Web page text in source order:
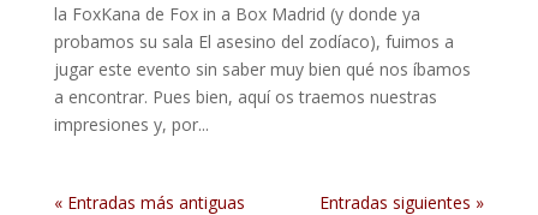
la FoxKana de Fox in a Box Madrid (y donde ya
probamos su sala El asesino del zodíaco), fuimos a
jugar este evento sin saber muy bien qué nos íbamos
a encontrar. Pues bien, aquí os traemos nuestras
impresiones y, por...
« Entradas más antiguas Entradas siguientes »